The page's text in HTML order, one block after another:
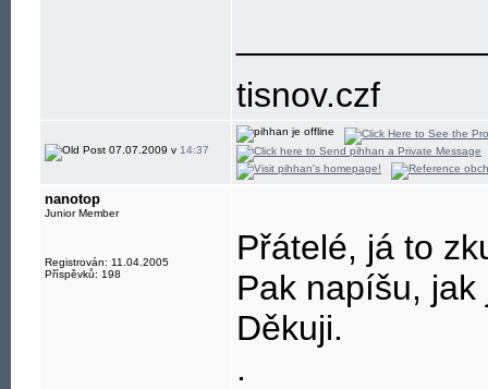
tisnov.czf
07.07.2009 v 14:37
nanotop
Junior Member
Registrován: 11.04.2005
Příspěvků: 198
Přátelé, já to
Pak napíšu,
Děkuji.
.